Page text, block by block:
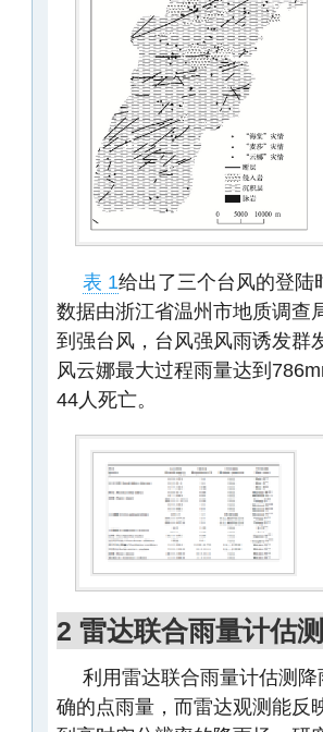
表 1给出了三个台风的登陆
数据由浙江省温州市地质调查
到强台风，台风强风雨诱发群
风云娜最大过程雨量达到
44人死亡。
2 雷达联合雨量计估
利用雷达联合雨量计估测
确的点雨量，而雷达观测能反